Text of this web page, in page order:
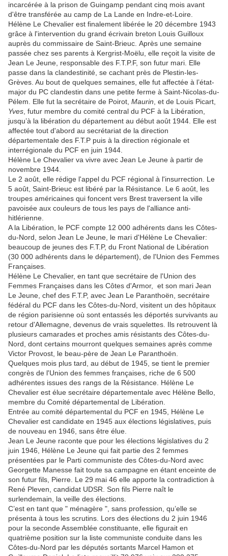
incarcérée à la prison de Guingamp pendant cinq mois avant
d'être transférée au camp de La Lande en Indre-et-Loire.
Hélène Le Chevalier est finalement libérée le 20 décembre 1943
grâce à l'intervention du grand écrivain breton Louis Guilloux
auprès du commissaire de Saint-Brieuc. Après une semaine
passée chez ses parents à Kergrist-Moëlu, elle reçoit la visite de
Jean Le Jeune, responsable des F.T.P.F, son futur mari. Elle
passe dans la clandestinité, se cachant près de Plestin-les-
Grèves. Au bout de quelques semaines, elle fut affectée à l’état-
major du PC clandestin dans une petite ferme à Saint-Nicolas-du-
Pélem. Elle fut la secrétaire de Poirot, Maurin , et de Louis Picart,
Yves , futur membre du comité central du PCF à la Libération,
jusqu’à la libération du département au début août 1944. Elle est
affectée tout d'abord au secrétariat de la direction
départementale des F.T.P puis à la direction régionale et
interrégionale du PCF en juin 1944.
Hélène Le Chevalier va vivre avec Jean Le Jeune à partir de
novembre 1944.
Le 2 août, elle rédige l'appel du PCF régional à l'insurrection. Le
5 août, Saint-Brieuc est libéré par la Résistance. Le 6 août, les
troupes américaines qui foncent vers Brest traversent la ville
pavoisée aux couleurs de tous les pays de l'alliance anti-
hitlérienne.
A la Libération, le PCF compte 12 000 adhérents dans les Côtes-
du-Nord, selon Jean Le Jeune, le mari d'Hélène Le Chevalier:
beaucoup de jeunes des F.T.P, du Front National de Libération
(30 000 adhérents dans le département), de l'Union des Femmes
Françaises.
Hélène Le Chevalier, en tant que secrétaire de l'Union des
Femmes Françaises dans les Côtes d'Armor, et son mari Jean
Le Jeune, chef des F.T.P, avec Jean Le Paranthoën, secrétaire
fédéral du PCF dans les Côtes-du-Nord, visitent un des hôpitaux
de région parisienne où sont entassés les déportés survivants au
retour d'Allemagne, devenus de vrais squelettes. Ils retrouvent là
plusieurs camarades et proches amis résistants des Côtes-du-
Nord, dont certains mourront quelques semaines après comme
Victor Provost, le beau-père de Jean Le Paranthoën.
Quelques mois plus tard, au début de 1945, se tient le premier
congrès de l'Union des femmes françaises, riche de 6 500
adhérentes issues des rangs de la Résistance. Hélène Le
Chevalier est élue secrétaire départementale avec Hélène Bello,
membre du Comité départemental de Libération.
Entrée au comité départemental du PCF en 1945, Hélène Le
Chevalier est candidate en 1945 aux élections législatives, puis
de nouveau en 1946, sans être élue.
Jean Le Jeune raconte que pour les élections législatives du 2
juin 1946, Hélène Le Jeune qui fait partie des 2 femmes
présentées par le Parti communiste des Côtes-du-Nord avec
Georgette Manesse fait toute sa campagne en étant enceinte de
son futur fils, Pierre. Le 29 mai 46 elle apporte la contradiction à
René Pleven, candidat UDSR. Son fils Pierre naît le
surlendemain, la veille des élections.
C’est en tant que " ménagère ", sans profession, qu’elle se
présenta à tous les scrutins. Lors des élections du 2 juin 1946
pour la seconde Assemblée constituante, elle figurait en
quatrième position sur la liste communiste conduite dans les
Côtes-du-Nord par les députés sortants Marcel Hamon et